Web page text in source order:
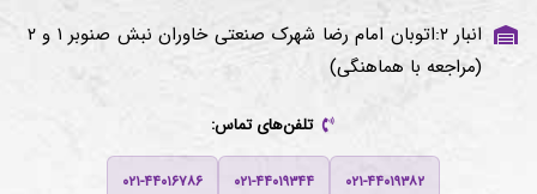
انبار ۲:اتوبان امام رضا شهرک صنعتی خاوران نبش صنوبر ۱ و ۲
(مراجعه با هماهنگی)
تلفن‌های تماس:
۰۲۱-۴۴۰۱۹۳۸۲ ۰۲۱-۴۴۰۱۹۳۴۴ ۰۲۱-۴۴۰۱۶۷۸۶